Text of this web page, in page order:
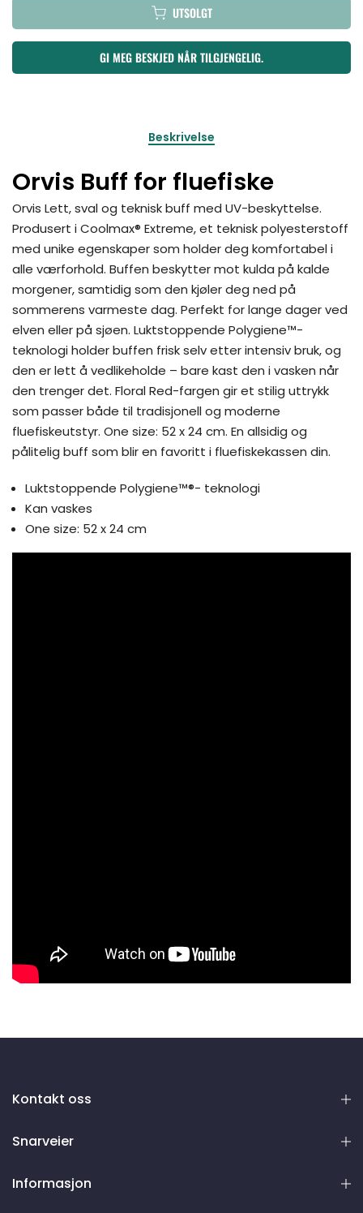
UTSOLGT
GI MEG BESKJED NÅR TILGJENGELIG.
Beskrivelse
Orvis Buff for fluefiske
Orvis Lett, sval og teknisk buff med UV-beskyttelse.
Produsert i Coolmax® Extreme, et teknisk polyesterstoff
med unike egenskaper som holder deg komfortabel i
alle værforhold. Buffen beskytter mot kulda på kalde
morgener, samtidig som den kjøler deg ned på
sommerens varmeste dag. Perfekt for lange dager ved
elven eller på sjøen. Luktstoppende Polygiene™-
teknologi holder buffen frisk selv etter intensiv bruk, og
den er lett å vedlikeholde – bare kast den i vasken når
den trenger det. Floral Red-fargen gir et stilig uttrykk
som passer både til tradisjonell og moderne
fluefiskeutstyr. One size: 52 x 24 cm. En allsidig og
pålitelig buff som blir en favoritt i fluefiskekassen din.
Luktstoppende Polygiene™®- teknologi
Kan vaskes
One size: 52 x 24 cm
Kontakt oss
Snarveier
Informasjon